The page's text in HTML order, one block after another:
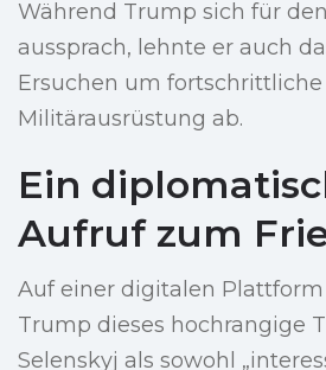
Während Trump sich für
aussprach, lehnte er auch
Ersuchen um fortschrittliche
Militärausrüstung ab.
Ein
Aufruf zum
Auf einer digitalen
Trump dieses hochrangige
Selenskyj als sowohl